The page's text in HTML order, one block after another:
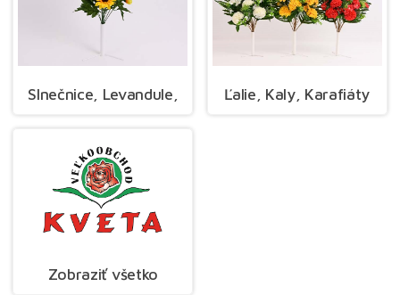
Slnečnice, Levandule, Ľalie, Kaly, Karafiáty
Zobraziť všetko